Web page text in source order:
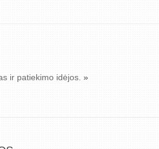
ir patiekimo idėjos. »